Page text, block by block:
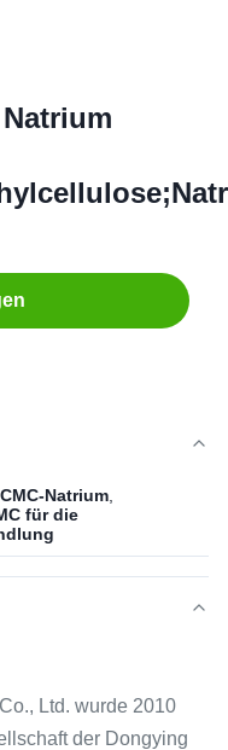
Natrium
für die
Ltd. wurde 2010
der Dongying